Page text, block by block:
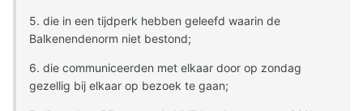
5. die in een tijdperk hebben geleefd waarin de
Balkenendenorm niet bestond;
6. die communiceerden met elkaar door op zondag
gezellig bij elkaar op bezoek te gaan;